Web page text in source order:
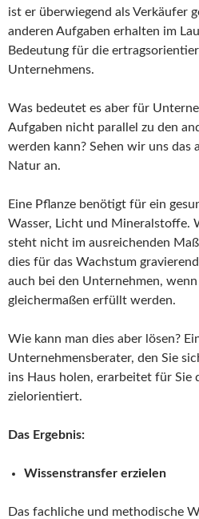
ist er überwiegend als Verkäufer
anderen Aufgaben erhalten im
Bedeutung für die
Unternehmens.
Was bedeutet es aber für
Aufgaben nicht parallel zu den
werden kann? Sehen wir uns das
Natur an.
Eine Pflanze benötigt für ein
Wasser, Licht und Mineralstoffe.
steht nicht im ausreichenden
dies für das Wachstum
auch bei den Unternehmen,
gleichermaßen erfüllt werden.
Wie kann man dies aber lösen?
Unternehmensberater, den Sie
ins Haus holen, erarbeitet für Sie
zielorientiert.
Das Ergebnis:
Wissenstransfer erzielen
Das fachliche und methodische